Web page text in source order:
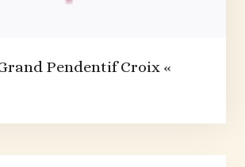
Pendentif Croix «